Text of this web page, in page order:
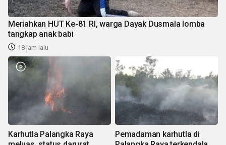
Meriahkan HUT Ke-81 RI, warga Dayak Dusmala lomba
tangkap anak babi
18 jam lalu
Karhutla Palangka Raya
Pemadaman karhutla di